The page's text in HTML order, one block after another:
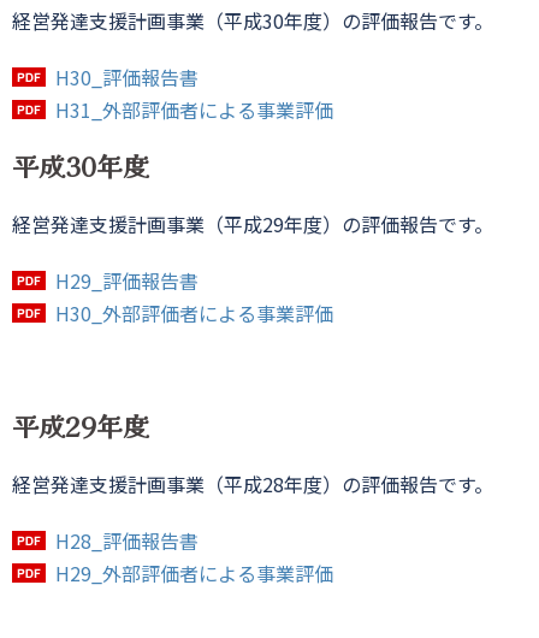
経営発達支援計画事業（平成30年度）の評価報告です。
H30_評価報告書
H31_外部評価者による事業評価
平成30年度
経営発達支援計画事業（平成29年度）の評価報告です。
H29_評価報告書
H30_外部評価者による事業評価
平成29年度
経営発達支援計画事業（平成28年度）の評価報告です。
H28_評価報告書
H29_外部評価者による事業評価